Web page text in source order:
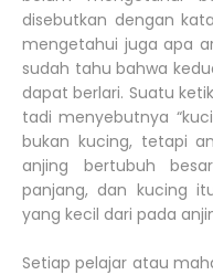
disebutkan dengan
mengetahui juga apa
sudah tahu bahwa
dapat berlari. Suatu
tadi menyebutnya
bukan kucing, tetapi
anjing bertubuh
panjang, dan kucing
yang kecil dari pada
Setiap pelajar atau